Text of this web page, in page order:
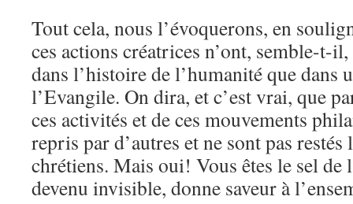
Tout cela, nous l’évoquerons, en
ces actions créatrices n’ont, semble-t-
dans l’histoire de l’humanité que dans
l’Evangile. On dira, et c’est vrai, que
ces activités et de ces mouvements
repris par d’autres et ne sont pas restés
chrétiens. Mais oui! Vous êtes le sel de
devenu invisible, donne saveur à